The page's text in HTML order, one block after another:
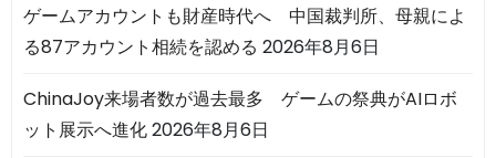
ゲームアカウントも財産時代へ 中国裁判所、母親によ
る87アカウント相続を認める 2026年8月6日
ChinaJoy来場者数が過去最多 ゲームの祭典がAIロボ
ット展示へ進化2026年8月6日